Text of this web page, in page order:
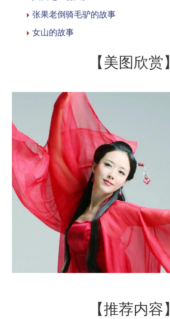
张果老倒骑毛驴的故事
女山的故事
【美图欣赏】
【推荐内容】